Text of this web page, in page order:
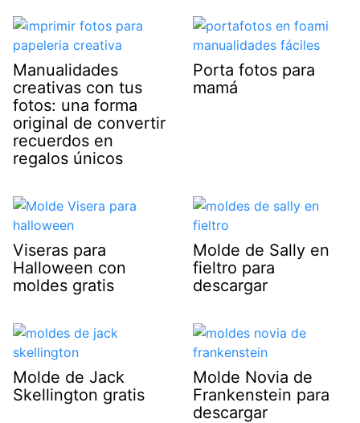
Manualidades
creativas con tus
fotos: una forma
original de convertir
recuerdos en
regalos únicos
Porta fotos para
mamá
Viseras para
Halloween con
moldes gratis
Molde de Sally en
fieltro para
descargar
Molde de Jack
Skellington gratis
Molde Novia de
Frankenstein para
descargar